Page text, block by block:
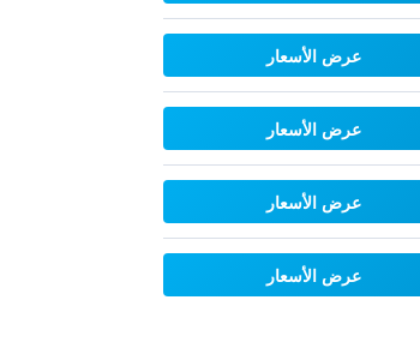
عرض الأسعار
عرض الأسعار
عرض الأسعار
عرض الأسعار